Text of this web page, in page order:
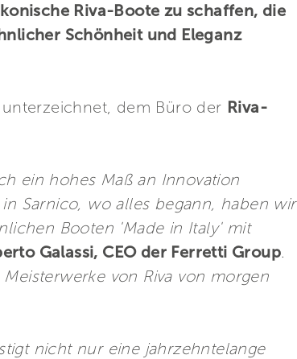
Riva-Boote zu schaffen, die
Schönheit und Eleganz
dem Büro der Riva-
ein hohes Maß an Innovation
Sarnico, wo alles begann, haben wir
Booten 'Made in Italy' mit
Galassi, CEO der Ferretti Group.
von Riva von morgen
nicht nur eine jahrzehntelange